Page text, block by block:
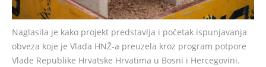
Naglasila je kako projekt predstavlja i početak ispunjavanja
obveza koje je Vlada HNŽ-a preuzela kroz program potpore
Vlade Republike Hrvatske Hrvatima u Bosni i Hercegovini.